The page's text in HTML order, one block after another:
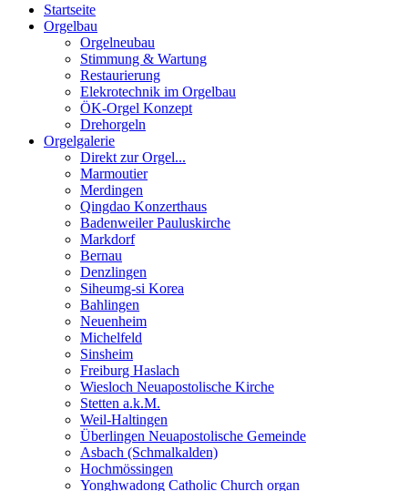
Startseite
Orgelbau
Orgelneubau
Stimmung & Wartung
Restaurierung
Elekrotechnik im Orgelbau
ÖK-Orgel Konzept
Drehorgeln
Orgelgalerie
Direkt zur Orgel...
Marmoutier
Merdingen
Qingdao Konzerthaus
Badenweiler Pauluskirche
Markdorf
Bernau
Denzlingen
Siheumg-si Korea
Bahlingen
Neuenheim
Michelfeld
Sinsheim
Freiburg Haslach
Wiesloch Neuapostolische Kirche
Stetten a.k.M.
Weil-Haltingen
Überlingen Neuapostolische Gemeinde
Asbach (Schmalkalden)
Hochmössingen
Yonghwadong Catholic Church organ